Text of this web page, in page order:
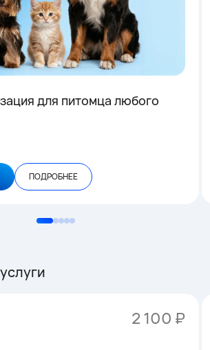
для питомца любого
ПОДРОБНЕЕ
2 100 ₽